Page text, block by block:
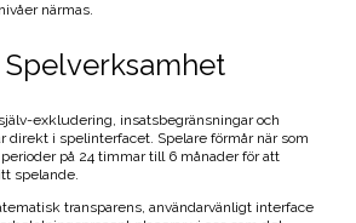
närmas.
exkludering, insatsbegränsningar och
direkt i spelinterfacet. Spelare förmår när som
på 24 timmar till 6 månader för att
spelande.
transparens, användarvänligt interface